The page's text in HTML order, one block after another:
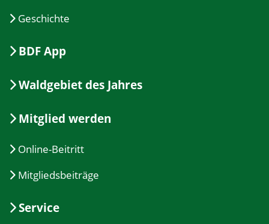
Geschichte
BDF App
Waldgebiet des Jahres
Mitglied werden
Online-Beitritt
Mitgliedsbeiträge
Service